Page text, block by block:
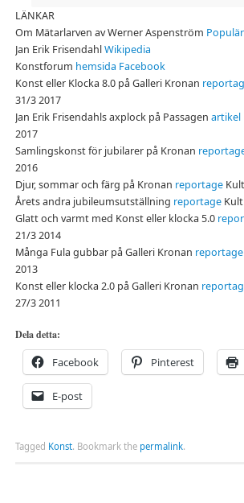
LÄNKAR
Om Mätarlarven av Werner Aspenström
Jan Erik FrisendahlWikipedia
Konstforum hemsida Facebook
Konst eller Klocka 8.0 på Galleri Kronan
31/3 2017
Jan Erik Frisendahls axplock på Passagen artikel
2017
Samlingskonst för jubilarer på Kronan
2016
Djur, sommar och färg på Kronan reportage
Årets andra jubileumsutställning reportage
Glatt och varmt med Konst eller klocka 5.0
21/3 2014
Många Fula gubbar på Galleri Kronan reportage
2013
Konst eller klocka 2.0 på Galleri Kronan
27/3 2011
Dela detta:
Facebook Pinterest
E-post
Tagged Konst. Bookmark the permalink.